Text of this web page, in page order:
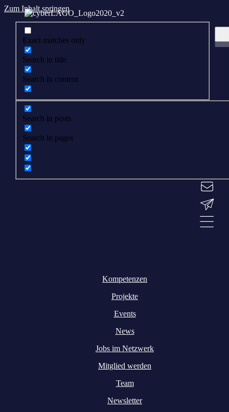
Zum Inhalt springen
Exact matches only
Search in title
Search in content
Search in posts
Search in pages
Kompetenzen
Projekte
Events
News
Jobs im Netzwerk
Mitglied werden
Team
Newsletter